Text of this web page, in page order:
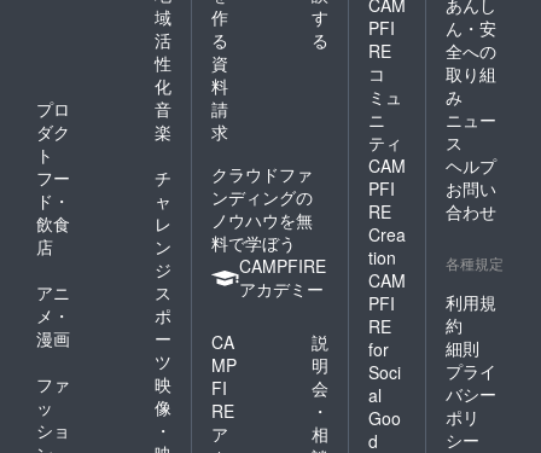
定例野
球練習
会参加
チケッ
ト5回
分：参
加費1回
500円の
参加チ
ケット
を5枚ご
提供い
す。
年12月
31日ま
で有
効） ※1.
昇華プ
リント
の為、
多少の
い申し
上げま
す。
③「み
んなで
野球を
やろ
う！」
定例野
球練習
会参加
チケッ
分：参
500円の
チケッ
トを10
枚ご提
供いた
しま
す。
（2021
域
活
性
化
プロ
ダク
ト
音
楽
フー
ド・
飲食
店
チ
ャ
レ
ン
ジ
アニ
メ・
漫画
ス
ポ
ー
ツ
ファ
ッ
ショ
映
像
・
作
る
す
る
資
料
請
求
クラウドファ
ンディングの
ノウハウを無
料で学ぼう
CAMPFIRE
アカデミー
CA
MP
FI
RE
ア
説
明
会
・
相
PFI
RE
コ
ミュ
ニ
ティ
CAM
PFI
RE
Crea
tion
CAM
PFI
RE
for
Soci
al
Goo
d
ん・安
全への
取り組
み
ニュー
ス
ヘルプ
お問い
合わせ
各種規定
利用規
約
細則
プライ
バシー
ポリ
シー